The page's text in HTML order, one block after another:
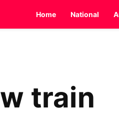
Home National
train